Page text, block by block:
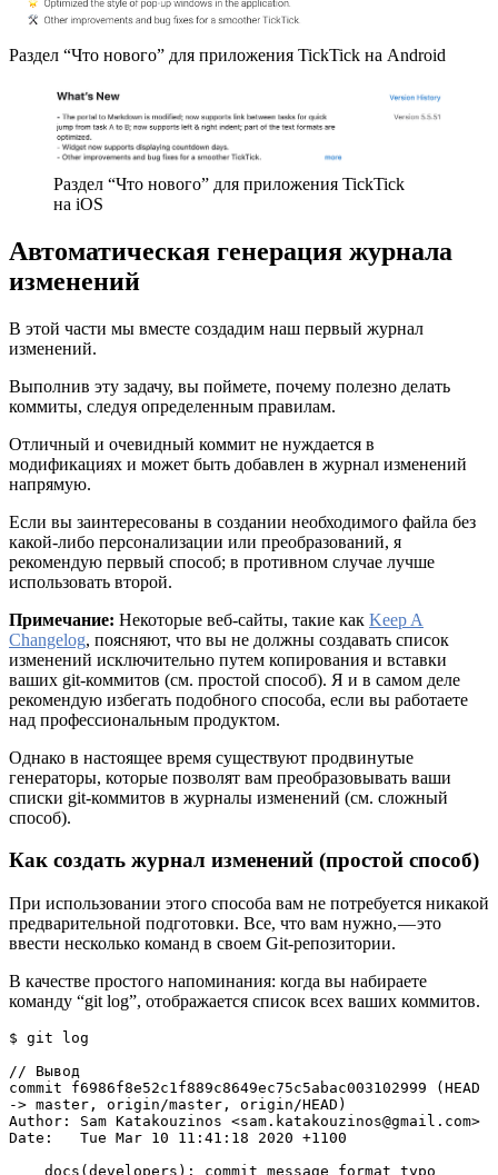
Раздел “Что нового” для приложения TickTick на Android
Раздел “Что нового” для приложения TickTick
на iOS
Автоматическая генерация журнала
изменений
В этой части мы вместе создадим наш первый журнал
изменений.
Выполнив эту задачу, вы поймете, почему полезно делать
коммиты, следуя определенным правилам.
Отличный и очевидный коммит не нуждается в
модификациях и может быть добавлен в журнал изменений
напрямую.
Если вы заинтересованы в создании необходимого файла без
какой-либо персонализации или преобразований, я
рекомендую первый способ; в противном случае лучше
использовать второй.
Примечание: Некоторые веб-сайты, такие как Keep A
Changelog, поясняют, что вы не должны создавать список
изменений исключительно путем копирования и вставки
ваших git-коммитов (см. простой способ). Я и в самом деле
рекомендую избегать подобного способа, если вы работаете
над профессиональным продуктом.
Однако в настоящее время существуют продвинутые
генераторы, которые позволят вам преобразовывать ваши
списки git-коммитов в журналы изменений (см. сложный
способ).
Как создать журнал изменений (простой способ)
При использовании этого способа вам не потребуется никакой
предварительной подготовки. Все, что вам нужно, — это
ввести несколько команд в своем Git-репозитории.
В качестве простого напоминания: когда вы набираете
команду “git log”, отображается список всех ваших коммитов.
$ git log
// Вывод
commit f6986f8e52c1f889c8649ec75c5abac003102999 (HEAD
-> master, origin/master, origin/HEAD)
Author: Sam Katakouzinos <sam.katakouzinos@gmail.com>
Date:   Tue Mar 10 11:41:18 2020 +1100